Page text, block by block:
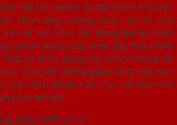
lớp Melamine có đặc điểm nổi trội
khả năng chống cháy còn có thể
rất tốt. Chịu tác động bởi lực bên
ra tình trạng trầy xước gây mất thẩm
liệu và kiểu dáng cho khách hàng dễ
hợp với không gian sống của mọi
lựa chọn hoàn hảo cho các tòa nhà
cư cao cấp.